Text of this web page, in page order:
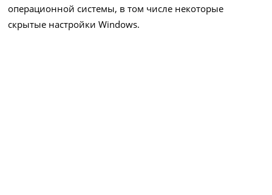
операционной системы, в том числе некоторые
скрытые настройки Windows.